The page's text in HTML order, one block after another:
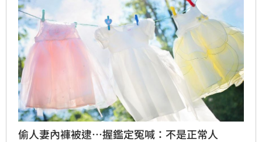
偷人妻內褲被逮…握鑑定冤喊：不是正常人